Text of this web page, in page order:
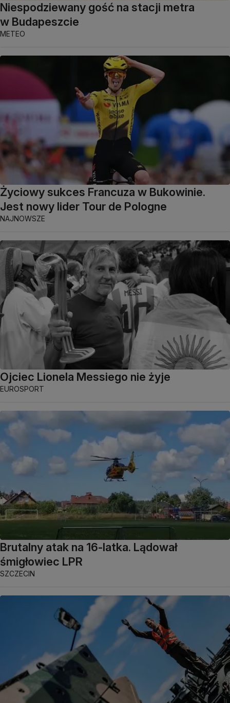
Niespodziewany gość na stacji metra
w Budapeszcie
METEO
Życiowy sukces Francuza w Bukowinie.
Jest nowy lider Tour de Pologne
NAJNOWSZE
Ojciec Lionela Messiego nie żyje
EUROSPORT
Brutalny atak na 16-latka. Lądował
śmigłowiec LPR
SZCZECIN